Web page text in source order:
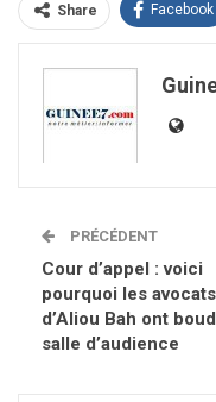
Share Facebook
PRÉCÉDENT
Cour d’appel : voici
pourquoi les avocats
d’Aliou Bah ont
salle d’audience